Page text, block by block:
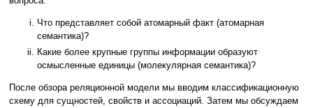
Что представляет собой атомарный факт (атомарная
семантика)?
Какие более крупные группы информации образуют
осмысленные единицы (молекулярная семантика)?
После обзора реляционной модели мы вводим классификационную
схему для сущностей, свойств и ассоциаций. Затем мы обсуждаем